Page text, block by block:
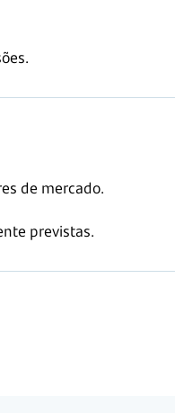
de mercado.
previstas.